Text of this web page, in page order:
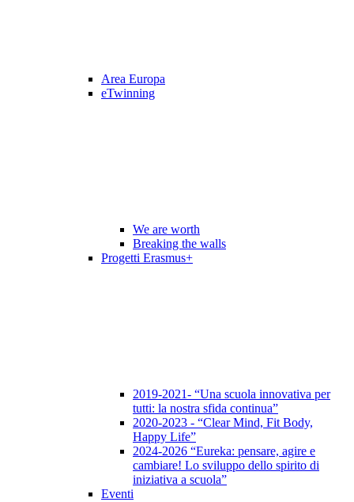
Area Europa
eTwinning
We are worth
Breaking the walls
Progetti Erasmus+
2019-2021- “Una scuola innovativa per
tutti: la nostra sfida continua”
2020-2023 - “Clear Mind, Fit Body,
Happy Life”
2024-2026 “Eureka: pensare, agire e
cambiare! Lo sviluppo dello spirito di
iniziativa a scuola”
Eventi